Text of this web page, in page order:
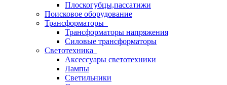
Плоскогубцы,пассатижи
Поисковое оборудование
Трансформаторы
Трансформаторы напряжения
Силовые трансформаторы
Светотехника
Аксессуары светотехники
Лампы
Светильники